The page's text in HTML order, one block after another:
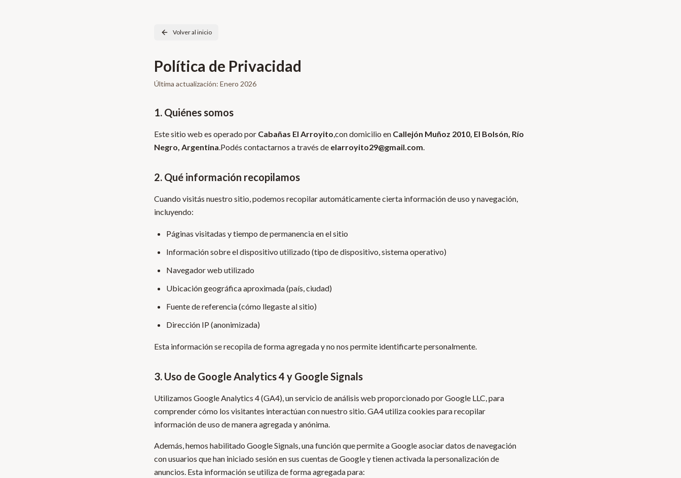
Volver al inicio
Política de Privacidad
Última actualización: Enero 2026
1. Quiénes somos
Este sitio web es operado por Cabañas El Arroyito,con domicilio en Callejón Muñoz 2010, El Bolsón, Río
Negro, Argentina.Podés contactarnos a través de elarroyito29@gmail.com.
2. Qué información recopilamos
Cuando visitás nuestro sitio, podemos recopilar automáticamente cierta información de uso y navegación,
incluyendo:
Páginas visitadas y tiempo de permanencia en el sitio
Información sobre el dispositivo utilizado (tipo de dispositivo, sistema operativo)
Navegador web utilizado
Ubicación geográfica aproximada (país, ciudad)
Fuente de referencia (cómo llegaste al sitio)
Dirección IP (anonimizada)
Esta información se recopila de forma agregada y no nos permite identificarte personalmente.
3. Uso de Google Analytics 4 y Google Signals
Utilizamos Google Analytics 4 (GA4), un servicio de análisis web proporcionado por Google LLC, para
comprender cómo los visitantes interactúan con nuestro sitio. GA4 utiliza cookies para recopilar
información de uso de manera agregada y anónima.
Además, hemos habilitado Google Signals, una función que permite a Google asociar datos de navegación
con usuarios que han iniciado sesión en sus cuentas de Google y tienen activada la personalización de
anuncios. Esta información se utiliza de forma agregada para: